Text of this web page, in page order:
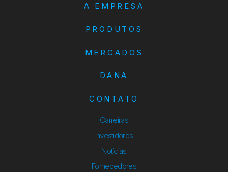
A EMPRESA
PRODUTOS
MERCADOS
DANA
CONTATO
Carreiras
Investidores
Notícias
Fornecedores